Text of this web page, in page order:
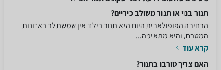
תנור בנוי או תנור משולב כיריים?
הבחירה הפופולארית היום היא תנור בילד אין שמשתלב בארונות
המטבח, והיא מתאימה...
קרא עוד
האם צריך טורבו בתנור?